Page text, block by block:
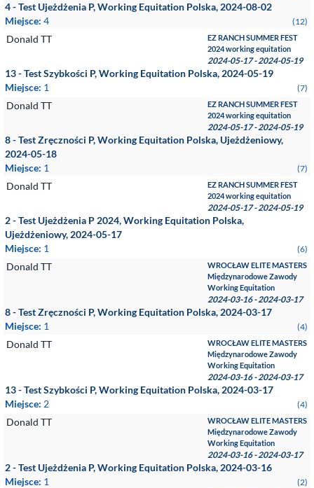
4 - Test Ujeżdżenia P, Working Equitation Polska, 2024-08-02
Miejsce: 4 (12)
Donald TT
EZ RANCH SUMMER FEST
2024 working equitation
2024-05-17 - 2024-05-19
13 - Test Szybkości P, Working Equitation Polska, 2024-05-19
Miejsce: 1 (7)
Donald TT
EZ RANCH SUMMER FEST
2024 working equitation
2024-05-17 - 2024-05-19
8 - Test Zręczności P, Working Equitation Polska, Ujeżdżeniowy,
2024-05-18
Miejsce: 1 (7)
Donald TT
EZ RANCH SUMMER FEST
2024 working equitation
2024-05-17 - 2024-05-19
2 - Test Ujeżdżenia P 2024, Working Equitation Polska,
Ujeżdżeniowy, 2024-05-17
Miejsce: 1 (6)
Donald TT
WROCŁAW ELITE MASTERS
Międzynarodowe Zawody
Working Equitation
2024-03-16 - 2024-03-17
8 - Test Zręczności P, Working Equitation Polska, 2024-03-17
Miejsce: 1 (4)
Donald TT
WROCŁAW ELITE MASTERS
Międzynarodowe Zawody
Working Equitation
2024-03-16 - 2024-03-17
13 - Test Szybkości P, Working Equitation Polska, 2024-03-17
Miejsce: 2 (4)
Donald TT
WROCŁAW ELITE MASTERS
Międzynarodowe Zawody
Working Equitation
2024-03-16 - 2024-03-17
2 - Test Ujeżdżenia P, Working Equitation Polska, 2024-03-16
Miejsce: 1 (2)